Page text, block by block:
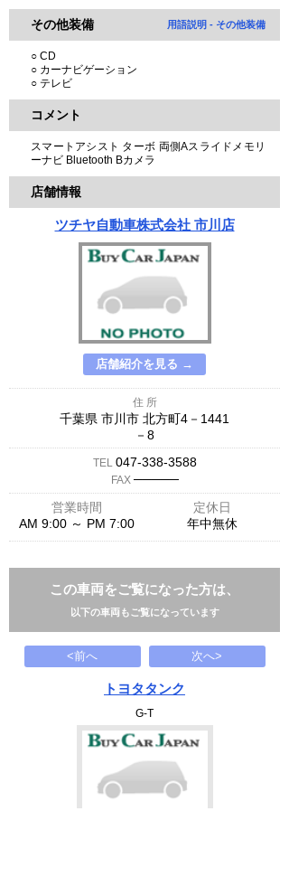
用語説明 - その他装備
その他装備
○ CD
○ カーナビゲーション
○ テレビ
コメント
スマートアシスト ターボ 両側Aスライドメモリ
ーナビ Bluetooth Bカメラ
店舗情報
ツチヤ自動車株式会社 市川店
店舗紹介を見る →
住 所
千葉県 市川市 北方町4－1441
－8
TEL 047-338-3588
FAX ─────
営業時間
定休日
AM 9:00 ～ PM 7:00
年中無休
この車両をご覧になった方は、
以下の車両もご覧になっています
<前へ 次へ>
トヨタタンク
G-T